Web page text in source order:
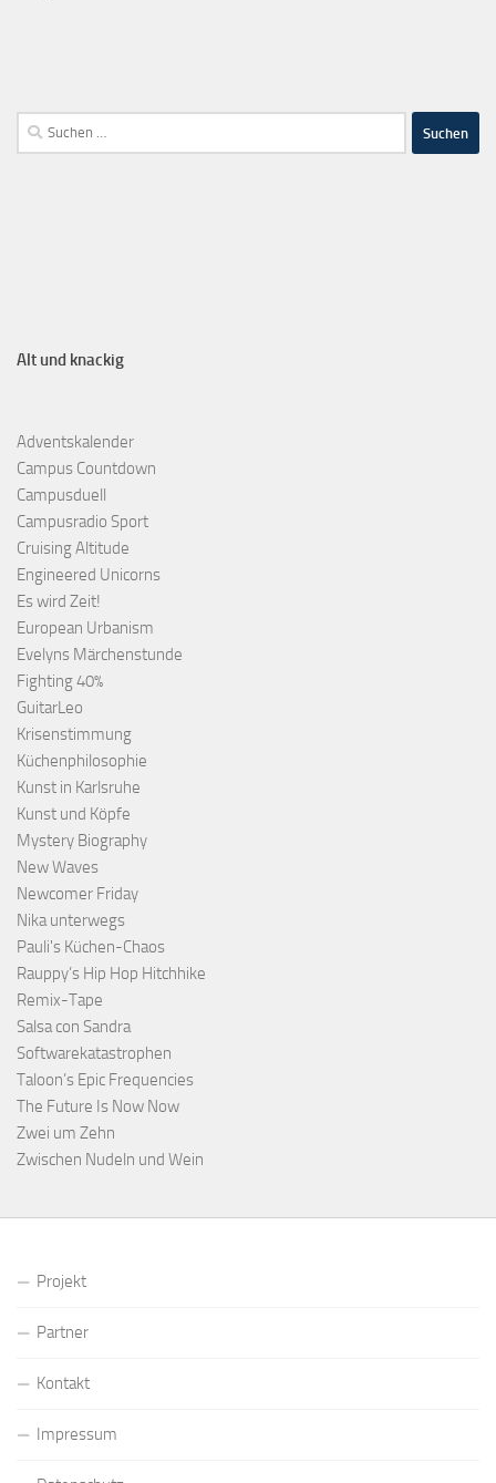
Alt und knackig
Adventskalender
Campus Countdown
Campusduell
Campusradio Sport
Cruising Altitude
Engineered Unicorns
Es wird Zeit!
European Urbanism
Evelyns Märchenstunde
Fighting 40%
GuitarLeo
Krisenstimmung
Küchenphilosophie
Kunst in Karlsruhe
Kunst und Köpfe
Mystery Biography
New Waves
Newcomer Friday
Nika unterwegs
Pauli's Küchen-Chaos
Rauppy’s Hip Hop Hitchhike
Remix-Tape
Salsa con Sandra
Softwarekatastrophen
Taloon’s Epic Frequencies
The Future Is Now Now
Zwei um Zehn
Zwischen Nudeln und Wein
Projekt
Partner
Kontakt
Impressum